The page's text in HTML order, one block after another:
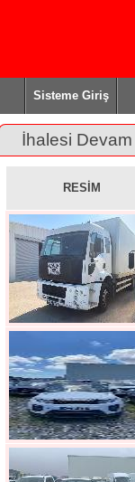
Sisteme Giriş
İhalesi
RESİM